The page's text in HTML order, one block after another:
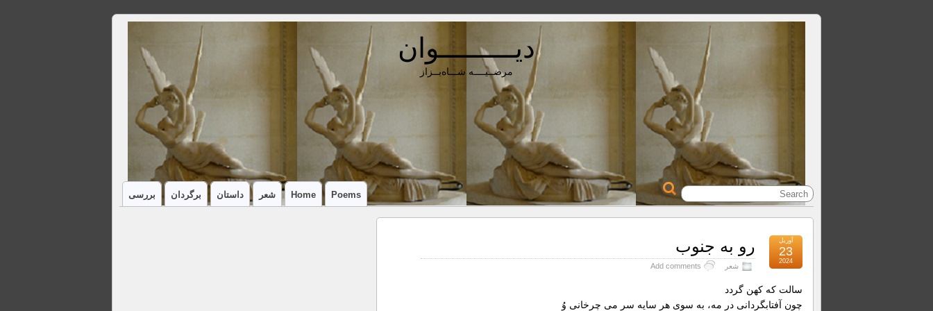
دیـــــــــوان
مرضــیــــه شـــاه‌بــزاز
Poems
Home شعر داستان برگردان بررسی
رو به جنوب
شعر Add comments
آوریل
23
2024
سالت که کهن گردد
چون آفتابگردانی در مه، به سوی هر سایه سر می چرخانی وُ